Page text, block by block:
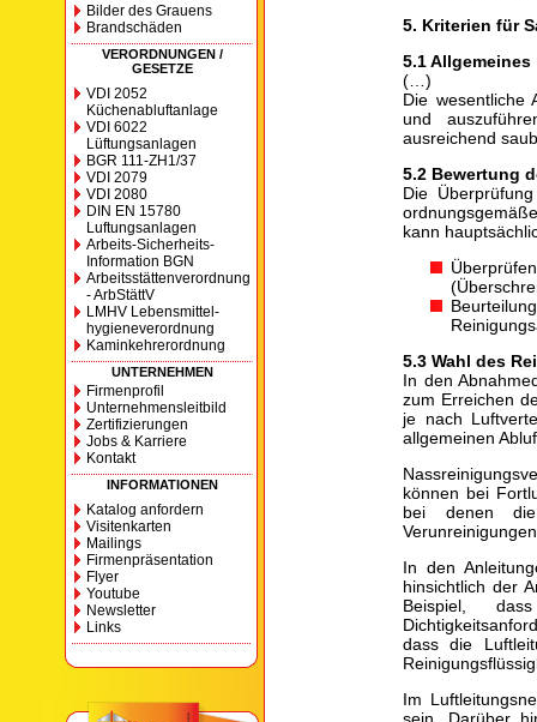
Bilder des Grauens
Brandschäden
VERORDNUNGEN /
GESETZE
VDI 2052
Küchenabluftanlage
VDI 6022
Lüftungsanlagen
BGR 111-ZH1/37
VDI 2079
VDI 2080
DIN EN 15780
Luftungsanlagen
Arbeits-Sicherheits-
Information BGN
Arbeitsstättenverordnung
- ArbStättV
LMHV Lebensmittel-
hygieneverordnung
Kaminkehrerordnung
UNTERNEHMEN
Firmenprofil
Unternehmensleitbild
Zertifizierungen
Jobs & Karriere
Kontakt
INFORMATIONEN
Katalog anfordern
Visitenkarten
Mailings
Firmenpräsentation
Flyer
Youtube
Newsletter
Links
5. Kriterien für
5.1 Allgemeines
(…)
Die wesentliche
und
ausreichend
5.2 Bewertung
Die
kann
5.3 Wahl des
In den
zum Erreichen
je nach
allgemeinen
können bei
bei denen
In den
hinsichtlich der
Beispiel,
dass die
Im